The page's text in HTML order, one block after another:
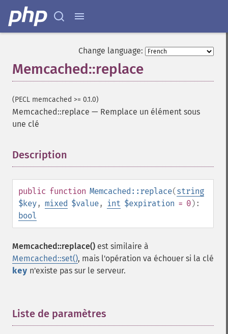
Change language:
Memcached::replace
(PECL memcached >= 0.1.0)
Memcached::replace — Remplace un élément sous
une clé
Description
public function Memcached::replace(string
$key, mixed $value, int $expiration = 0):
bool
Memcached::replace() est similaire à
Memcached::set(), mais l'opération va échouer si la clé
key n'existe pas sur le serveur.
Liste de paramètres